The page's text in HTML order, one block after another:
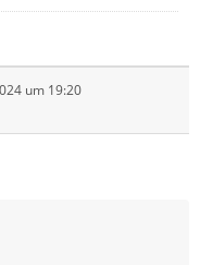
um 19:20